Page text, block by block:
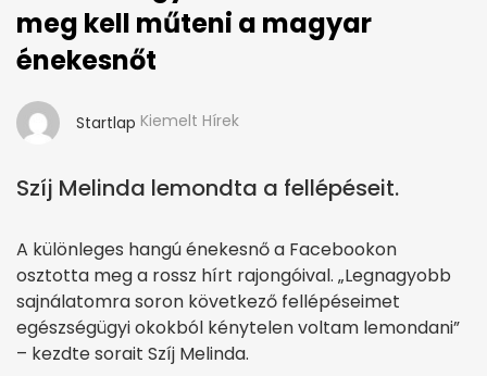
meg kell műteni a magyar
énekesnőt
Startlap Kiemelt Hírek
Szíj Melinda lemondta a fellépéseit.
A különleges hangú énekesnő a Facebookon
osztotta meg a rossz hírt rajongóival. „Legnagyobb
sajnálatomra soron következő fellépéseimet
egészségügyi okokból kénytelen voltam lemondani”
– kezdte sorait Szíj Melinda.